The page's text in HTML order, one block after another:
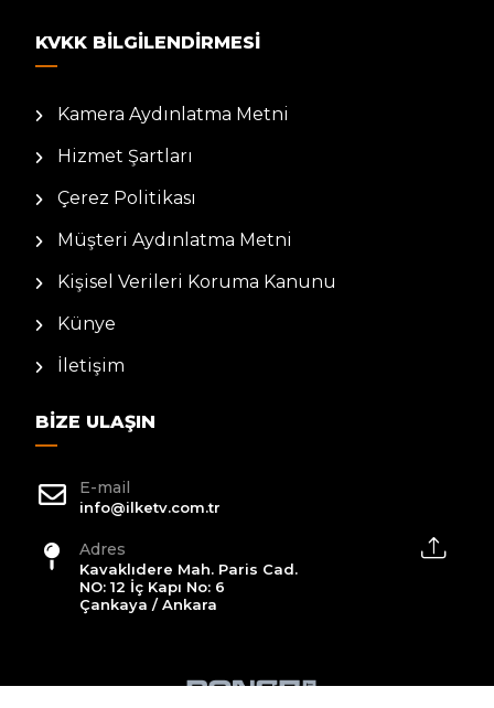
KVKK BILGILENDIRMESI
Kamera Aydınlatma Metni
Hizmet Şartları
Çerez Politikası
Müşteri Aydınlatma Metni
Kişisel Verileri Koruma Kanunu
Künye
İletişim
BIZE ULAŞIN
E-mail
info@ilketv.com.tr
Adres
Kavaklıdere Mah. Paris Cad.
NO: 12 İç Kapı No: 6
Çankaya / Ankara